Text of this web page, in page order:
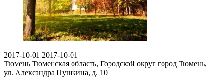
2017-10-01 2017-10-01
Тюмень Тюменская область, Городской округ город Тюмень,
ул. Александра Пушкина, д. 10